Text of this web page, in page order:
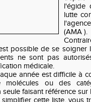
l'égide
lutte
(AMA ).
possible de se soigner
ne sont pas
médicale.
année est difficile à
ou des
seule faisant référence
cette liste, vous